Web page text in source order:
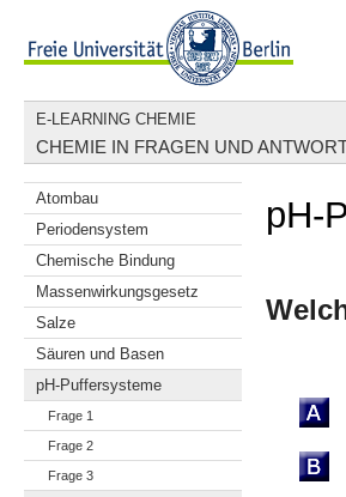
E-LEARNING CHEMIE
CHEMIE IN FRAGEN UND
Atombau
Periodensystem
Chemische Bindung
Massenwirkungsgesetz
Salze
Säuren und Basen
pH-Puffersysteme
Frage 1
Frage 2
Frage 3
pH-